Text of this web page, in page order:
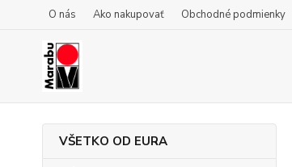
O nás Ako nakupovať Obchodné podmienky
VŠETKO OD EURA